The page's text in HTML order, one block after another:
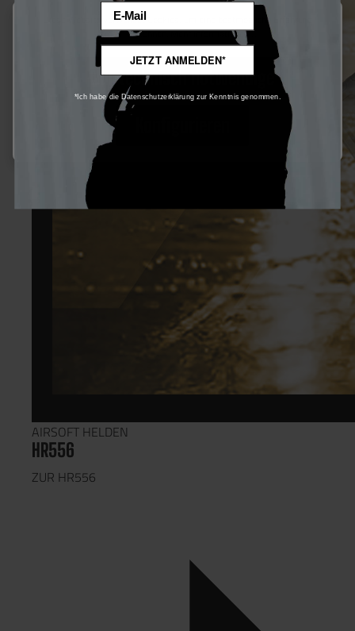
AIRSOFT HELDEN
HR556
ZUR HR556
Diese Website verwendet Cookies, um eine bestmögliche Erfahrung
bieten zu können.Mehr Informationen ...
Nur technisch notwendige
JETZT ANMELDEN*
*Ich habe die Datenschutzerklärung zur Kenntnis genommen.